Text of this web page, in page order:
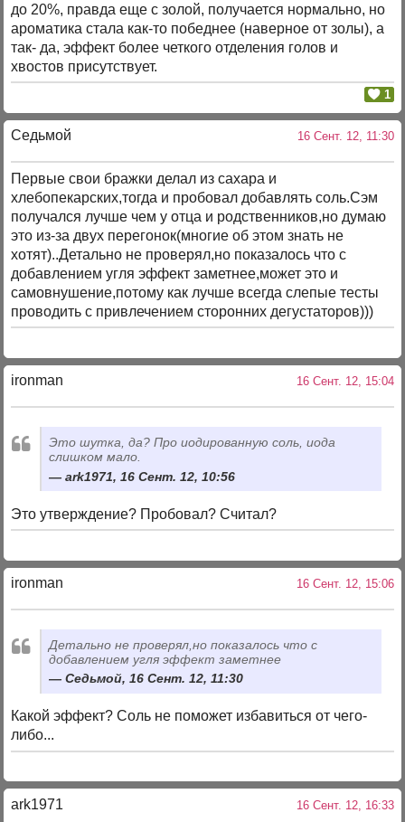
до 20%, правда еще с золой, получается нормально, но
ароматика стала как-то победнее (наверное от золы), а
так- да, эффект более четкого отделения голов и
хвостов присутствует.
1
Cедьмой 16 Сент. 12, 11:30
Первые свои бражки делал из сахара и
хлебопекарских,тогда и пробовал добавлять соль.Сэм
получался лучше чем у отца и родственников,но думаю
это из-за двух перегонок(многие об этом знать не
хотят)..Детально не проверял,но показалось что с
добавлением угля эффект заметнее,может это и
самовнушение,потому как лучше всегда слепые тесты
проводить с привлечением сторонних дегустаторов)))
ironman 16 Сент. 12, 15:04
Это шутка, да? Про иодированную соль, иода
слишком мало.
ark1971, 16 Сент. 12, 10:56
Это утверждение? Пробовал? Считал?
ironman 16 Сент. 12, 15:06
Детально не проверял,но показалось что с
добавлением угля эффект заметнее
Cедьмой, 16 Сент. 12, 11:30
Какой эффект? Соль не поможет избавиться от чего-
либо...
ark1971 16 Сент. 12, 16:33